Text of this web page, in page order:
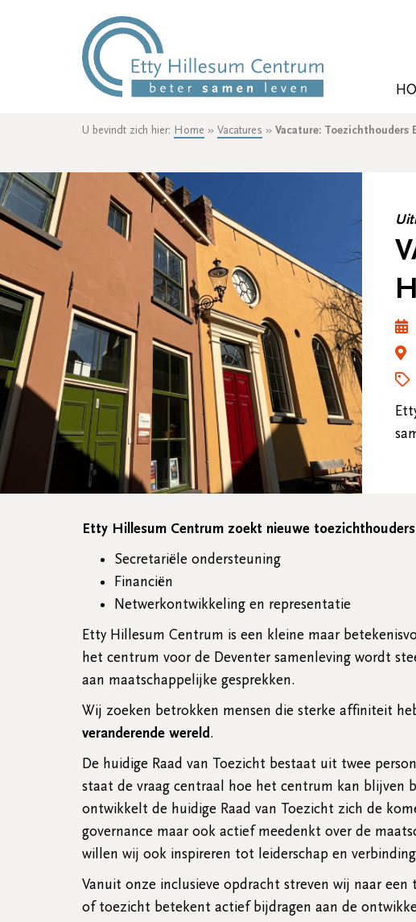
U bevindt zich hier: Home » Vacatures » Vacature: Toezichthouders
Etty Hillesum Centrum zoekt nieuwe
Secretariële ondersteuning
Financiën
Netwerkontwikkeling en representatie
Etty Hillesum Centrum is een kleine maar
het centrum voor de Deventer samenleving wordt
aan maatschappelijke gesprekken.
Wij zoeken betrokken mensen die sterke affiniteit
veranderende wereld.
De huidige Raad van Toezicht bestaat uit twee
staat de vraag centraal hoe het centrum kan blijven
ontwikkelt de huidige Raad van Toezicht zich de
governance maar ook actief meedenkt over de
willen wij ook inspireren tot leiderschap en
Vanuit onze inclusieve opdracht streven wij naar
of toezicht betekent actief bijdragen aan de